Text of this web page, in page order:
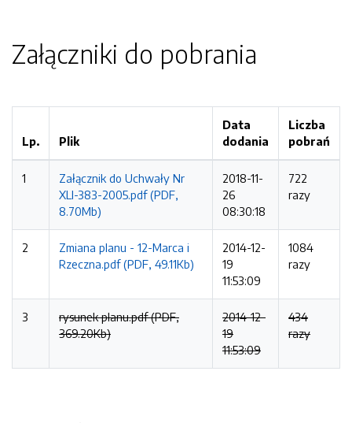
Załączniki do pobrania
Lp. Plik
Data
dodania
Liczba
pobrań
1
Załącznik do Uchwały Nr
XLI-383-2005.pdf (PDF,
8.70Mb)
2018-11-
26
08:30:18
722
razy
2
Zmiana planu - 12-Marca i
Rzeczna.pdf (PDF, 49.11Kb)
2014-12-
19
11:53:09
1084
razy
3
rysunek planu.pdf (PDF,
369.20Kb)
2014-12-
19
11:53:09
434
razy